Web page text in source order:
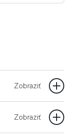
Zobraziť
Zobraziť